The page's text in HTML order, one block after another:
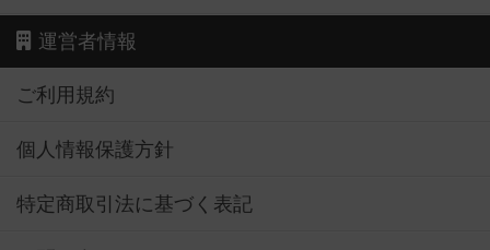
運営者情報
ご利用規約
個人情報保護方針
特定商取引法に基づく表記